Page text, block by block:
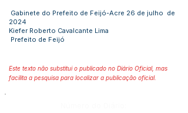
Gabinete do Prefeito de Feijó-Acre 26 de julho de
2024
Kiefer Roberto Cavalcante Lima
Prefeito de Feijó
Este texto não substitui o publicado no Diário Oficial, mas
facilita a pesquisa para localizar a publicação oficial.